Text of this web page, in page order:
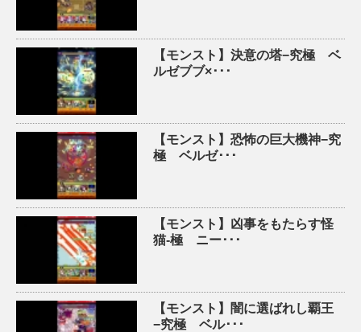
【モンスト】決意の塔−究極 ベ
ルゼブブ×･･･
【モンスト】恐怖の巨大機神−究
極 ベルゼ･･･
【モンスト】凶事をもたらす怪
猫-極 ニー･･･
【モンスト】闇に選ばれし覇王
−究極 ベル･･･